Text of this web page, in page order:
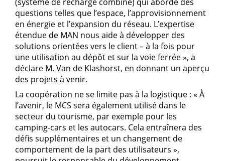
questions telles que l’espace, l’approvisionnement
en énergie et l’expansion du réseau. L’expertise
étendue de MAN nous aide à développer des
solutions orientées vers le client – à la fois pour
une utilisation au dépôt et sur la voie ferrée », a
déclare M. Van de Klashorst, en donnant un aperçu
des projets à venir.
La coopération ne se limite pas à la logistique : « À
l’avenir, le MCS sera également utilisé dans le
secteur du tourisme, par exemple pour les
camping-cars et les autocars. Cela entraînera des
défis supplémentaires et un changement de
comportement de la part des utilisateurs »,